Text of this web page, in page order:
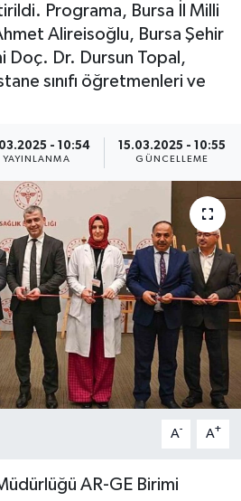
Programa, Bursa İl Milli
Alireisoğlu, Bursa Şehir
Doç. Dr. Dursun Topal,
sınıfı öğretmenleri ve
- 10:54
YAYINLANMA
15.03.2025 - 10:55
GÜNCELLEME
A- A+
AR-GE Birimi